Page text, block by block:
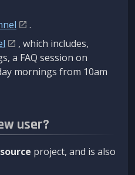
.
, which includes,
a FAQ session on
mornings from 10am
user?
project, and is also